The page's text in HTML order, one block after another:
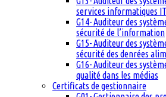
services informatiques
G14- Auditeur des
sécurité de l’information
G15- Auditeur des
sécurité des denrées
G16- Auditeur des
qualité dans les médias
Certificats de gestionnaire